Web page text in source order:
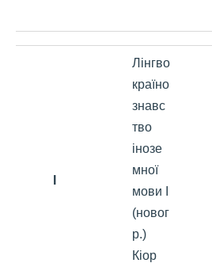
Лінгво
країно
знавс
тво
інозе
мної
мови І
(новог
р.)
Кіор